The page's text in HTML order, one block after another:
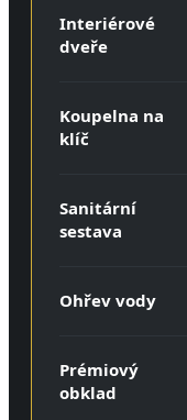
Interiérové
dveře
Koupelna na
klíč
Sanitární
sestava
Ohřev vody
Prémiový
obklad